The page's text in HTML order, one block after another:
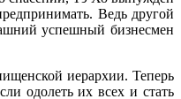
Ведь другой
успешный бизнесмен
иерархии. Теперь
одолеть их всех и стать